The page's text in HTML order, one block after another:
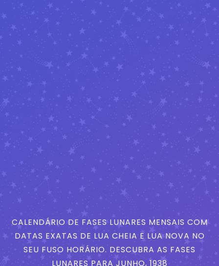
CALENDÁRIO DE FASES LUNARES MENSAIS COM
DATAS EXATAS DE LUA CHEIA E LUA NOVA NO
SEU FUSO HORÁRIO. DESCUBRA AS FASES
LUNARES PARA JUNHO, 1938